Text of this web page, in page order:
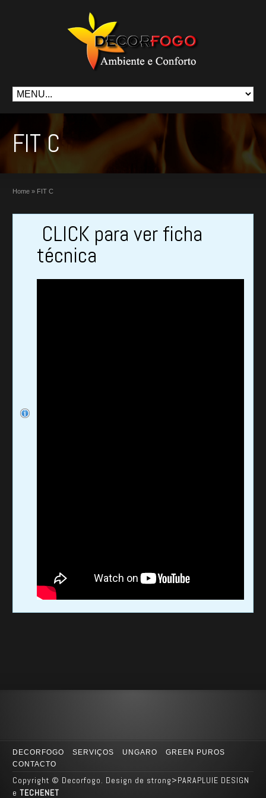
FIT C
Home » FIT C
CLICK para ver ficha
técnica
DECORFOGO SERVIÇOS UNGARO
GREEN PUROS
CONTACTO
Copyright © Decorfogo. Design de strong>PARAPLUIE DESIGN
eTECHENET